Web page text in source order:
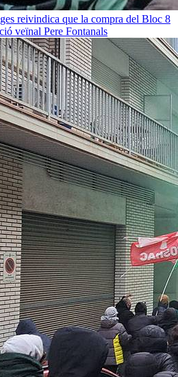
reivindica que la compra del Bloc 8
veïnal Pere Fontanals